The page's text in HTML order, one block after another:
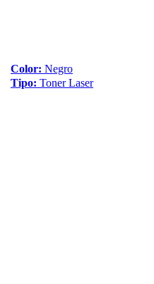
Color: Negro
Tipo: Toner Laser